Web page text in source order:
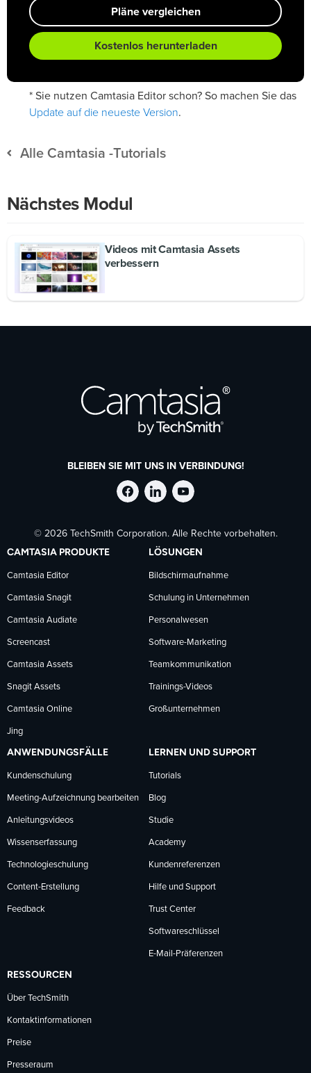
Pläne vergleichen
Kostenlos herunterladen
* Sie nutzen Camtasia Editor schon? So machen Sie das
Update auf die neueste Version.
Alle Camtasia -Tutorials
Nächstes Modul
Videos mit Camtasia Assets
verbessern
BLEIBEN SIE MIT UNS IN VERBINDUNG!
TechSmith
auf
Facebook
folgen
TechSmith
auf
LinkedIn
folgen
TechSmith
auf
YouTube
© 2026 TechSmith Corporation. Alle Rechte vorbehalten.
CAMTASIA PRODUKTE
Camtasia Editor
Camtasia Snagit
Camtasia Audiate
Screencast
Camtasia Assets
Snagit Assets
Camtasia Online
Jing
LÖSUNGEN
Bildschirmaufnahme
Schulung in Unternehmen
Personalwesen
Software-Marketing
Teamkommunikation
Trainings-Videos
Großunternehmen
ANWENDUNGSFÄLLE
Kundenschulung
Meeting-Aufzeichnung bearbeiten
Anleitungsvideos
Wissenserfassung
Technologieschulung
Content-Erstellung
Feedback
LERNEN UND SUPPORT
Tutorials
Blog
Studie
Academy
Kundenreferenzen
Hilfe und Support
Trust Center
Softwareschlüssel
E-Mail-Präferenzen
RESSOURCEN
Über TechSmith
Kontaktinformationen
Preise
Presseraum